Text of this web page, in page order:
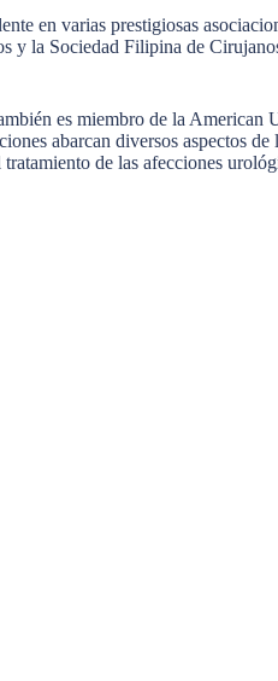
en varias prestigiosas
Sociedad Filipina de
es miembro de la
abarcan diversos aspectos
de las afecciones